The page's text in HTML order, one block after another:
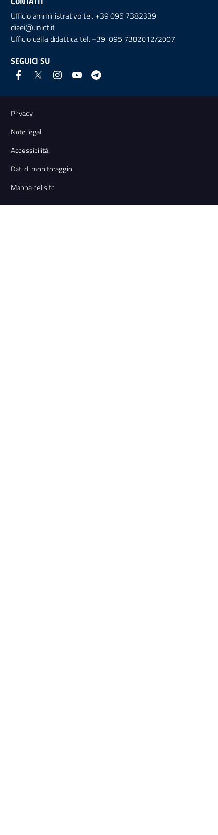
Ufficio amministrativo tel. +39 095 7382339
dieei@unict.it
Ufficio della didattica tel. +39 095 7382012/2007
SEGUICI SU
Link e informazioni utili
Privacy
Note legali
Accessibilità
Dati di monitoraggio
Mappa del sito